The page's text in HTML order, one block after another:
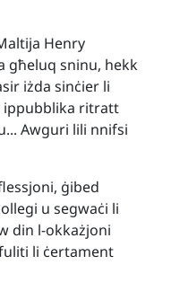
Henry
għeluq sninu, hekk
iżda sinċier li
ippubblika ritratt
Awguri lili nnifsi
ġibed
u segwaċi li
din l-okkażjoni
li ċertament